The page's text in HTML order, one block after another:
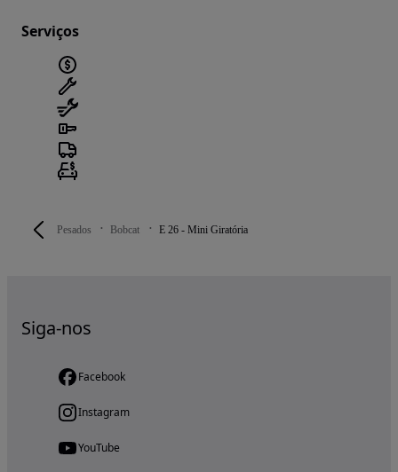
Pesados Bobcat E 26 - Mini Giratória
Serviços
Siga-nos
Facebook
Instagram
YouTube